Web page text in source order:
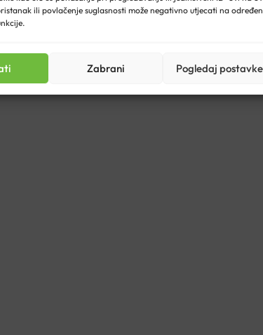
ili povlačenje suglasnosti može negativno utjecati na
Zabrani Pogledaj postavke